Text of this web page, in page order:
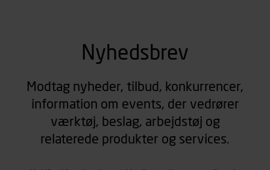
Nyhedsbrev
Modtag nyheder, tilbud, konkurrencer,
information om events, der vedrører
værktøj, beslag, arbejdstøj og
relaterede produkter og services.